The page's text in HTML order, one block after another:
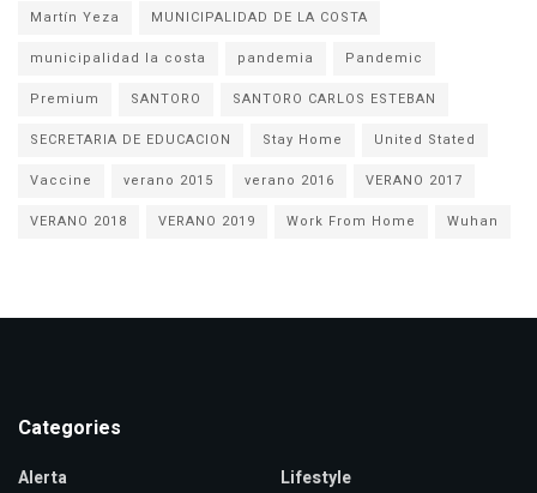
Martín Yeza
MUNICIPALIDAD DE LA COSTA
municipalidad la costa
pandemia
Pandemic
Premium
SANTORO
SANTORO CARLOS ESTEBAN
SECRETARIA DE EDUCACION
Stay Home
United Stated
Vaccine
verano 2015 verano 2016
VERANO 2017
VERANO 2018
VERANO 2019 Work From Home Wuhan
Categories
Alerta
Lifestyle